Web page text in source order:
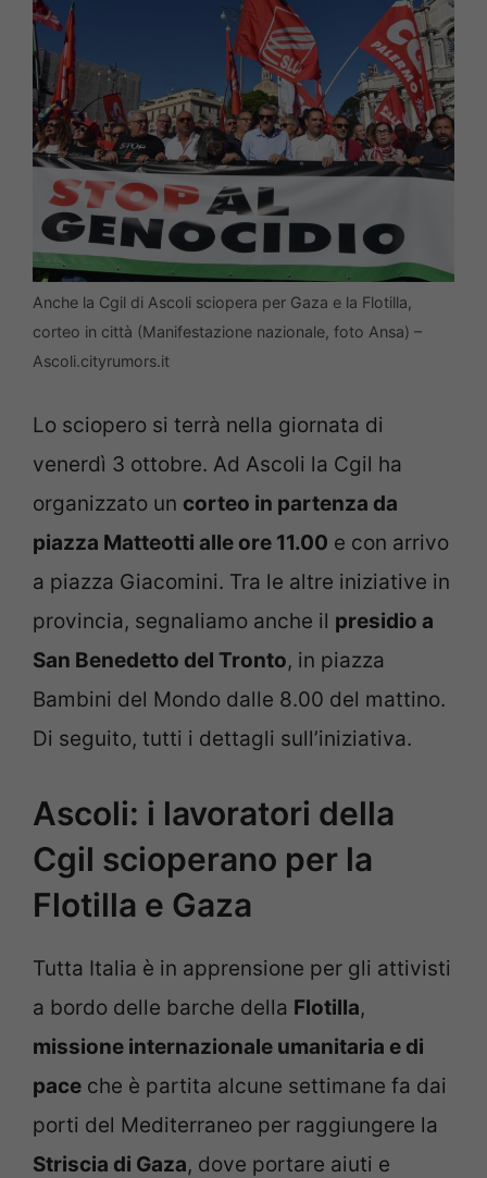
Anche la Cgil di Ascoli sciopera per Gaza e la Flotilla,
corteo in città (Manifestazione nazionale, foto Ansa) –
Ascoli.cityrumors.it
Lo sciopero si terrà nella giornata di
venerdì 3 ottobre. Ad Ascoli la Cgil ha
organizzato un corteo in partenza da
piazza Matteotti alle ore 11.00 e con arrivo
a piazza Giacomini. Tra le altre iniziative in
provincia, segnaliamo anche il presidio a
San Benedetto del Tronto, in piazza
Bambini del Mondo dalle 8.00 del mattino.
Di seguito, tutti i dettagli sull’iniziativa.
Ascoli: i lavoratori della
Cgil scioperano per la
Flotilla e Gaza
Tutta Italia è in apprensione per gli attivisti
a bordo delle barche della Flotilla,
missione internazionale umanitaria e di
pace che è partita alcune settimane fa dai
porti del Mediterraneo per raggiungere la
Striscia di Gaza, dove portare aiuti e